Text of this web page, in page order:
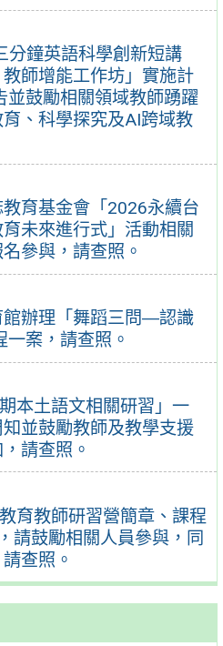
分鐘英語科學創新短講
教師增能工作坊」實施計
並鼓勵相關領域教師踴躍
、科學探究及AI跨域教
育基金會「2026永續台
未來進行式」活動相關
參與，請查照。
辦理「舞蹈三問―認識
案，請查照。
本土語文相關研習」一
並鼓勵教師及教學支援
請查照。
育教師研習營簡章、課程
請鼓勵相關人員參與，同
查照。